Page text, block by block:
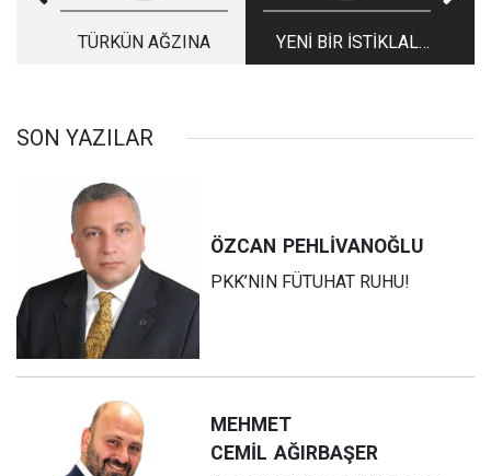
TÜRKÜN AĞZINA
YENİ BİR İSTİKLAL
MÜCADELESİ Mİ?
SON YAZILAR
ÖZCAN PEHLİVANOĞLU
PKK’NIN FÜTUHAT RUHU!
MEHMET
CEMİL AĞIRBAŞER